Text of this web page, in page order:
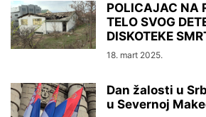
POLICAJAC NA
TELO SVOG
DISKOTEKE
18. mart 2025.
Dan žalosti u
u Severnoj